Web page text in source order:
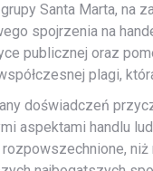
Santa Marta,
spojrzenia na
publicznej oraz
plagi,
doświadczeń
aspektami handlu